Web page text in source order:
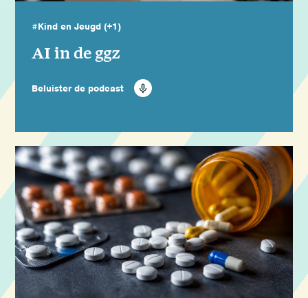
#Kind en Jeugd(+1)
AI in de ggz
Beluister de podcast